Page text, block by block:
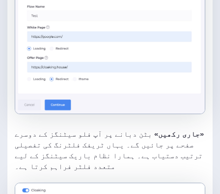
«جاری رکھیں» بٹن دبانے پر آپ فلو سیٹنگز کے دوسرے
صفحے پر جائیں گے۔ یہاں ٹریفک فلٹرنگ کی تفصیلی
ترتیب دستیاب ہے۔ ہمارا نظام باریک سیٹنگز کے لیے
متعدد فلٹر فراہم کرتا ہے۔